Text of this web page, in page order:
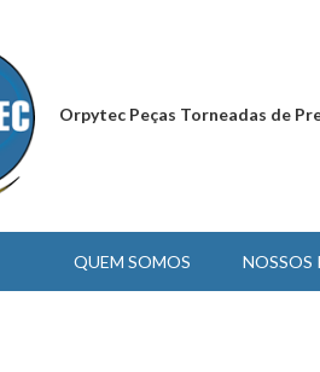
Orpytec Peças Torneadas de
QUEM SOMOS NOSSOS